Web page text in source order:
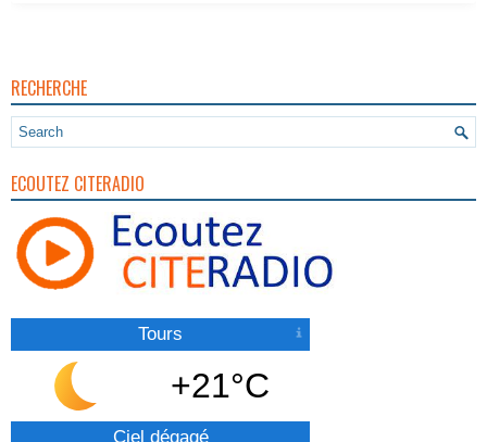
RECHERCHE
ECOUTEZ CITERADIO
Tours
+21°C
Ciel dégagé